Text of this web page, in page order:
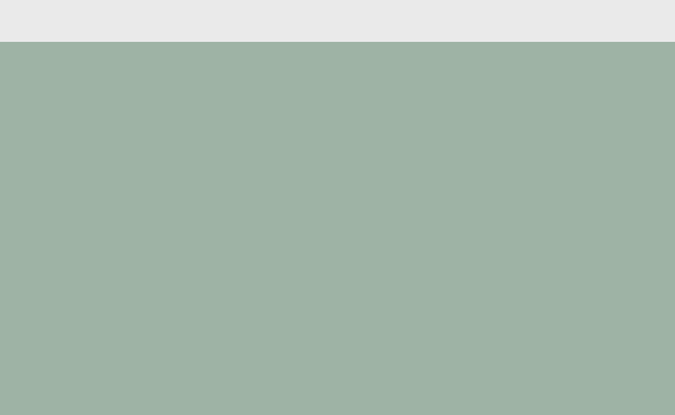
emporiovitacura
emporio_vitacura